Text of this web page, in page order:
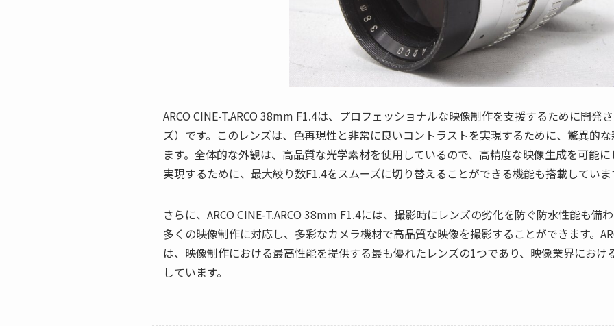
ARCO CINE-T.ARCO 38mm F1.4は、プロフェッショナルな映像制作を支援するために開発
ズ）です。このレンズは、色再現性と非常に良いコントラストを実現するために、驚異的
ます。全体的な外観は、高品質な光学素材を使用しているので、高精度な映像生成を可能
実現するために、最大絞り数F1.4をスムーズに切り替えることができる機能も搭載していま
さらに、ARCO CINE-T.ARCO 38mm F1.4には、撮影時にレンズの劣化を防ぐ防水性能も備
多くの映像制作に対応し、多彩なカメラ機材で高品質な映像を撮影することができます。
は、映像制作における最高性能を提供する最も優れたレンズの1つであり、映像業界におけ
しています。